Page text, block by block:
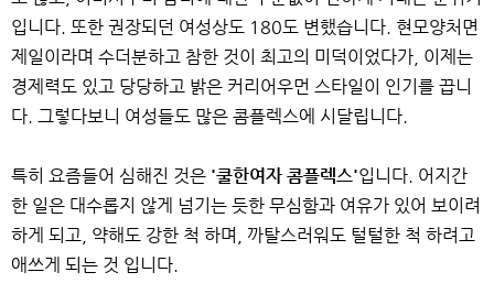
입니다. 또한 권장되던 여성상도 180도 변했습니다. 현모양처면
제일이라며 수더분하고 참한 것이 최고의 미덕이었다가, 이제는
경제력도 있고 당당하고 밝은 커리어우먼 스타일이 인기를 끕니
다. 그렇다보니 여성들도 많은 콤플렉스에 시달립니다.
특히 요즘들어 심해진 것은 '쿨한여자 콤플렉스'입니다. 어지간
한 일은 대수롭지 않게 넘기는 듯한 무심함과 여유가 있어 보이려
하게 되고, 약해도 강한 척 하며, 까탈스러워도 털털한 척 하려고
애쓰게 되는 것 입니다.